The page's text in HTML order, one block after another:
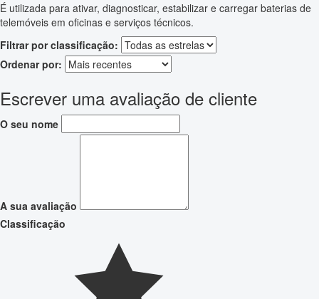
É utilizada para ativar, diagnosticar, estabilizar e carregar baterias de
telemóveis em oficinas e serviços técnicos.
Filtrar por classificação:
Ordenar por:
Escrever uma avaliação de cliente
O seu nome
A sua avaliação
Classificação